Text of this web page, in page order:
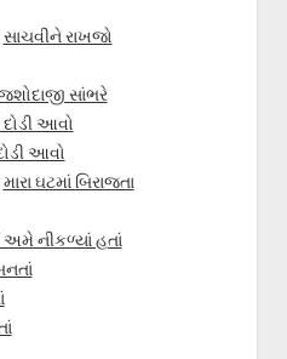
સાચવીને રાખજો
સાંભરે
આવો
આવો
મારા ઘટમાં બિરાજતા
નીકળ્યાં હતાં